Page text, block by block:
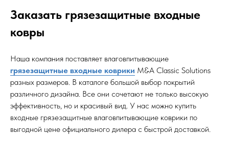
Заказать грязезащитные входные
ковры
Наша компания поставляет влаговпитывающие
грязезащитные входные коврики M&A Classic Solutions
разных размеров. В каталоге большой выбор покрытий
различного дизайна. Все они сочетают не только высокую
эффективность, но и красивый вид. У нас можно купить
входные грязезащитные влаговпитывающие коврики по
выгодной цене официального дилера с быстрой доставкой.